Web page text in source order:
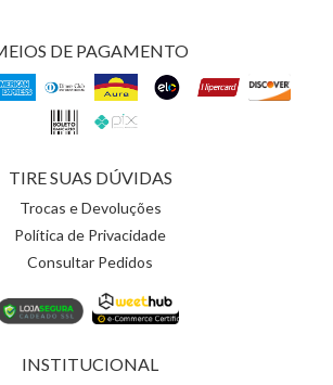
DE PAGAMENTO
TIRE SUAS DÚVIDAS
Trocas e Devoluções
Política de Privacidade
Consultar Pedidos
INSTITUCIONAL